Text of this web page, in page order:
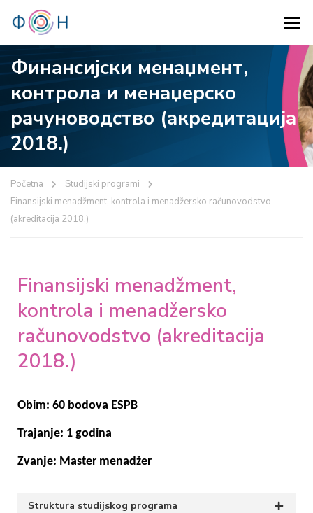
Финансијски менаџмент,
контрола и менаџерско
рачуноводство (акредитација
2018.)
Početna
Studijski programi
Finansijski menadžment, kontrola i menadžersko računovodstvo
(akreditacija 2018.)
Finansijski menadžment,
kontrola i menadžersko
računovodstvo (akreditacija
2018.)
Obim: 60 bodova ESPB
Trajanje: 1 godina
Zvanje: Master menadžer
Struktura studijskog programa